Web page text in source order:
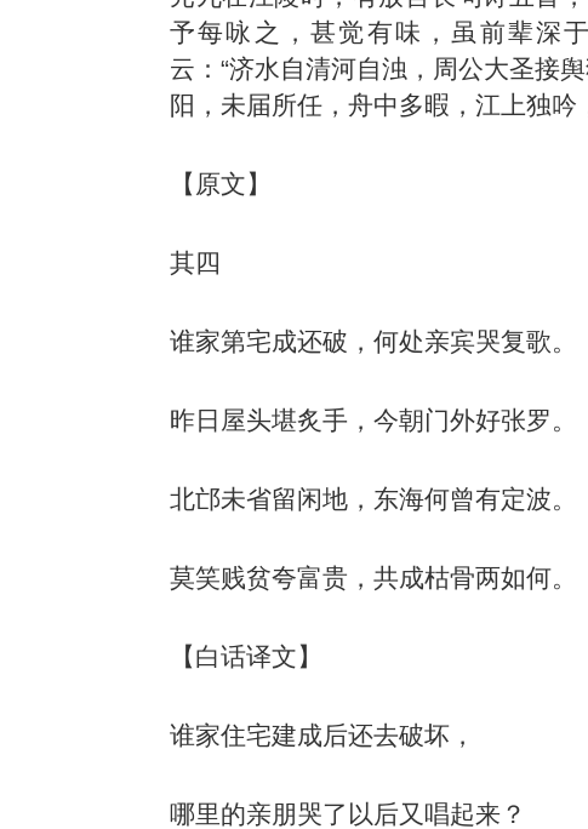
予每咏之，甚觉有味，虽前辈深
云：“济水自清河自浊，周公大圣接
阳，未届所任，舟中多暇，江上独吟
【原文】
其四
谁家第宅成还破，何处亲宾哭复歌。
昨日屋头堪炙手，今朝门外好张罗。
北邙未省留闲地，东海何曾有定波。
莫笑贱贫夸富贵，共成枯骨两如何。
【白话译文】
谁家住宅建成后还去破坏，
哪里的亲朋哭了以后又唱起来？